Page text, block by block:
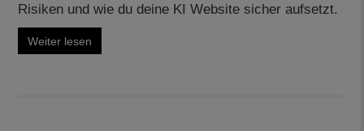
Risiken und wie du deine KI Website sicher aufsetzt.
Weiter lesen